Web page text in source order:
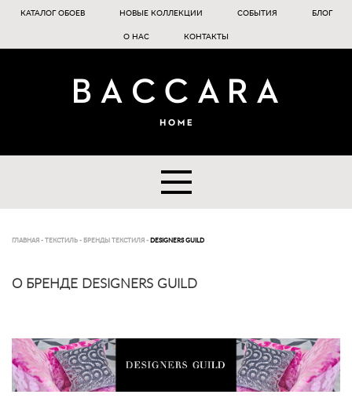
КАТАЛОГ ОБОЕВ НОВЫЕ КОЛЛЕКЦИИ СОБЫТИЯ БЛОГ
О НАС КОНТАКТЫ
ГЛАВНАЯ - ТЕКСТИЛЬ - БРЕНДЫ ТЕКСТИЛЯ - DESIGNERS GUILD
О БРЕНДЕ DESIGNERS GUILD